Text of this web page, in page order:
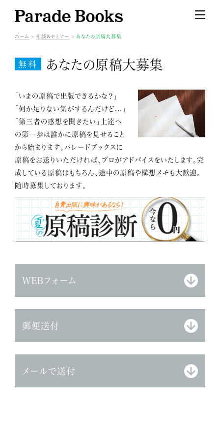
ホーム 相談&セミナー あなたの原稿大募集
無料 あなたの原稿大募集
「いまの原稿で出版できるかな？」
「何か足りない気がするんだけど...」
「第三者の感想を聞きたい」上達へ
の第一歩は誰かに原稿を見せること
から始まります。パレードブックスに
原稿をお送りいただければ、プロがアドバイスをいたします。完
成している原稿はもちろん、途中の原稿や構想メモも大歓迎。
随時募集しております。
WEBフォーム
郵便送付
メールで送付